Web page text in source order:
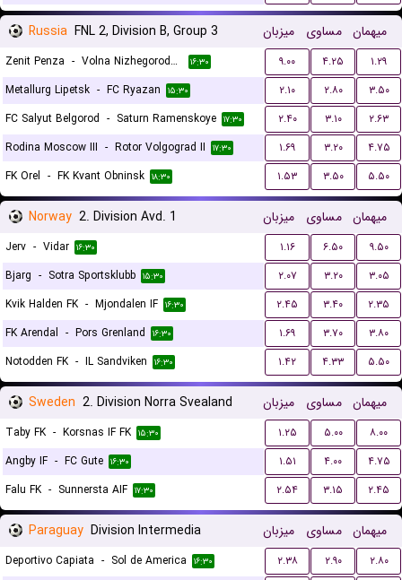
Russia FNL 2, Division B, Group 3 میزبان مساوی میهمان
Zenit Penza - Volna Nizhegorodskaya ۱۶:۳۰ ۹.۰۰ ۴.۲۵
۱.۲۹
Metallurg Lipetsk - FC Ryazan ۱۵:۳۰ ۲.۱۰ ۲.۸۰
۳.۵۰
FC Salyut Belgorod - Saturn Ramenskoye ۱۷:۳۰ ۲.۴۰ ۳.۱۰
۲.۶۳
Rodina Moscow III - Rotor Volgograd II ۱۷:۳۰ ۱.۶۹ ۳.۲۰
۴.۷۵
FK Orel - FK Kvant Obninsk ۱۸:۳۰ ۱.۵۳ ۳.۵۰ ۵.۵۰
Norway 2. Division Avd. 1 میزبان مساوی میهمان
Jerv - Vidar ۱۶:۳۰ ۱.۱۶ ۶.۵۰
۹.۵۰
Bjarg - Sotra Sportsklubb ۱۵:۳۰ ۲.۰۷ ۳.۲۰
۳.۰۵
Kvik Halden FK - Mjondalen IF ۱۶:۳۰ ۲.۴۵ ۳.۴۰
۲.۳۵
FK Arendal - Pors Grenland ۱۶:۳۰ ۱.۶۹ ۳.۷۰
۳.۸۰
Notodden FK - IL Sandviken ۱۶:۳۰ ۱.۴۲ ۴.۳۳ ۵.۵۰
Sweden 2. Division Norra Svealand میزبان مساوی میهمان
Taby FK - Korsnas IF FK ۱۵:۳۰ ۱.۲۵ ۵.۰۰
۸.۰۰
Angby IF - FC Gute ۱۶:۳۰ ۱.۵۱ ۴.۰۰
۴.۷۵
Falu FK - Sunnersta AIF ۱۷:۳۰ ۲.۵۴ ۳.۱۵ ۲.۴۵
Paraguay Division Intermedia میزبان مساوی میهمان
Deportivo Capiata - Sol de America ۱۶:۳۰ ۲.۳۸ ۲.۹۰
۲.۸۰